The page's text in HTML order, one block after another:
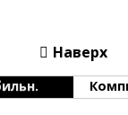
Наверх